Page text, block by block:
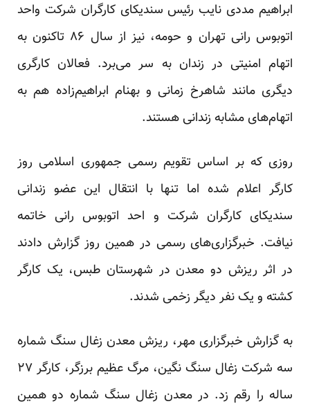
ابراهیم مددی نایب رئیس سندیکای کارگران شرکت واحد
اتوبوس رانی تهران و حومه، نیز از سال ۸۶ تاکنون به
اتهام امنیتی در زندان به سر می‌برد. فعالان کارگری
دیگری مانند شاهرخ زمانی و بهنام ابراهیم‌زاده هم به
اتهام‌های مشابه زندانی هستند.
روزی که بر اساس تقویم رسمی جمهوری اسلامی روز
کارگر اعلام شده اما تنها با انتقال این عضو زندانی
سندیکای کارگران شرکت و احد اتوبوس رانی خاتمه
نیافت. خبرگزاری‌های رسمی در همین روز گزارش دادند
در اثر ریزش دو معدن در شهرستان طبس، یک کارگر
کشته و یک نفر دیگر زخمی شدند.
به گزارش خبرگزاری مهر، ریزش معدن زغال سنگ شماره
سه شرکت زغال سنگ نگین، مرگ عظیم برزگر، کارگر ۲۷
ساله را رقم زد. در معدن زغال سنگ شماره دو همین